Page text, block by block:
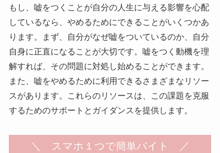
もし、嘘をつくことが自分の人生に与える影響を心配
しているなら、やめるためにできることがいくつかあ
ります。まず、自分がなぜ嘘をついているのか、自分
自身に正直になることが大切です。嘘をつく動機を理
解すれば、その問題に対処し始めることができます。
また、嘘をやめるために利用できるさまざまなリソー
スがあります。これらのリソースは、この課題を克服
するためのサポートとガイダンスを提供します。
＼ スマホ１つで簡単バイト ／